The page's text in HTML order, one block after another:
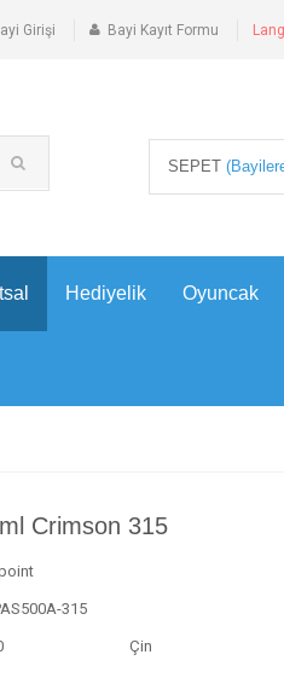
Girişi Bayi Kayıt Formu
SEPET
Hediyelik Oyuncak
Crimson 315
315
Çin